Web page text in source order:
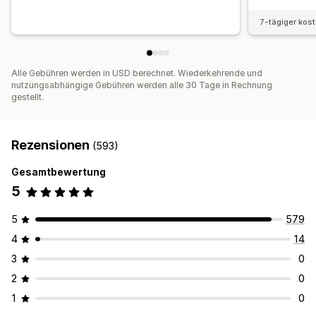
7-tägiger
Alle Gebühren werden in USD berechnet. Wiederkehrende und
nutzungsabhängige Gebühren werden alle 30 Tage in Rechnung
gestellt.
Rezensionen (593)
Gesamtbewertung
5
5
579
4
14
3
0
2
0
1
0